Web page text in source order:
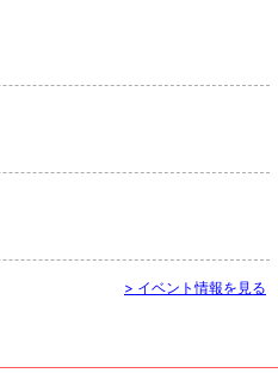
> イベント情報を見る